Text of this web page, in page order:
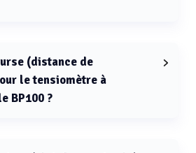
(distance de
le tensiomètre à
BP100 ?